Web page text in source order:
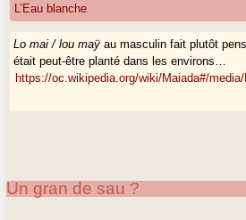
L’Eau blanche
Lo mai / lou maÿ au masculin fait plutôt
était peut-être planté dans les environs…
https://oc.wikipedia.org/wiki/Maiada#/
Un gran de sau ?